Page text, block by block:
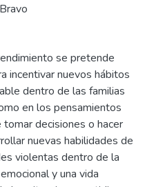
se pretende
incentivar nuevos hábitos
dentro de las familias
en los pensamientos
decisiones o hacer
nuevas habilidades de
violentas dentro de la
y una vida